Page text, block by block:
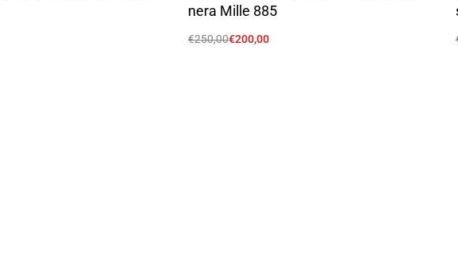
nera Mille 885
€250,00€200,00